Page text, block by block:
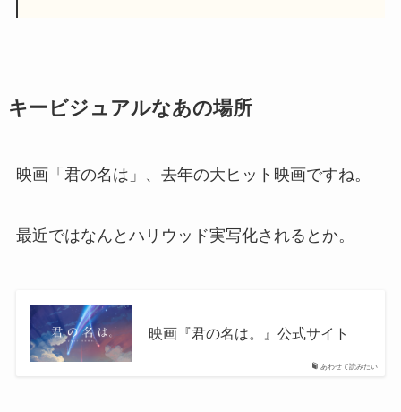
キービジュアルなあの場所
映画「君の名は」、去年の大ヒット映画ですね。
最近ではなんとハリウッド実写化されるとか。
あわせて読みたい
映画『君の名は。』公式サイト